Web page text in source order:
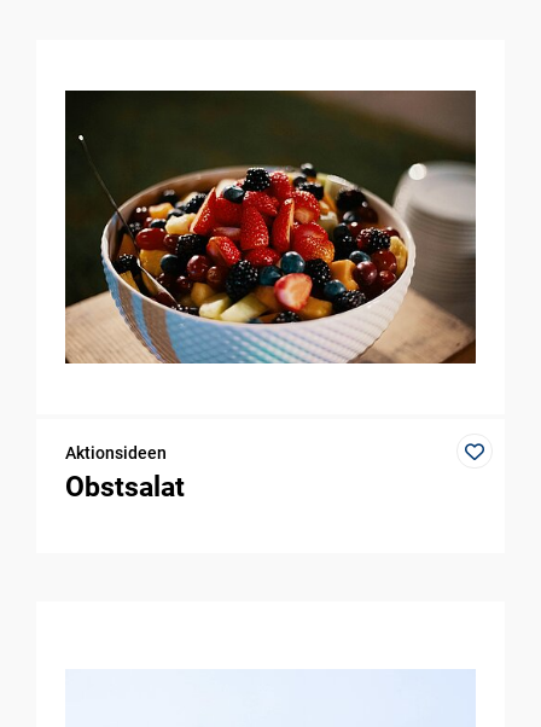
Aktionsideen
Obstsalat